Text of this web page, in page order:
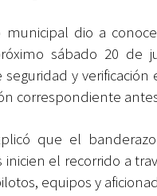
municipal dio a
sábado 20
y
correspondiente
que el
el recorrido a
equipos y